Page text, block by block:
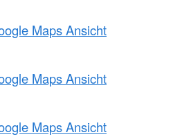
Maps Ansicht
Maps Ansicht
Maps Ansicht